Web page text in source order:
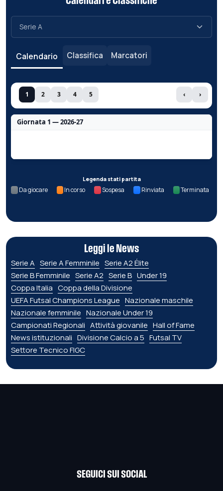
Calendario Classifica Marcatori
1 2 3 4 5 ‹ ›
Giornata 1 — 2026-27
Legenda stati partita
Da giocare In corso Sospesa Rinviata Terminata
Leggi le News
Serie A Serie A Femminile Serie A2 Élite
Serie B Femminile Serie A2 Serie B Under 19
Coppa Italia Coppa della Divisione
UEFA Futsal Champions League Nazionale maschile
Nazionale femminile Nazionale Under 19
Campionati Regionali Attività giovanile Hall of Fame
News istituzionali Divisione Calcio a 5 Futsal TV
Settore Tecnico FIGC
SEGUICI SUI SOCIAL